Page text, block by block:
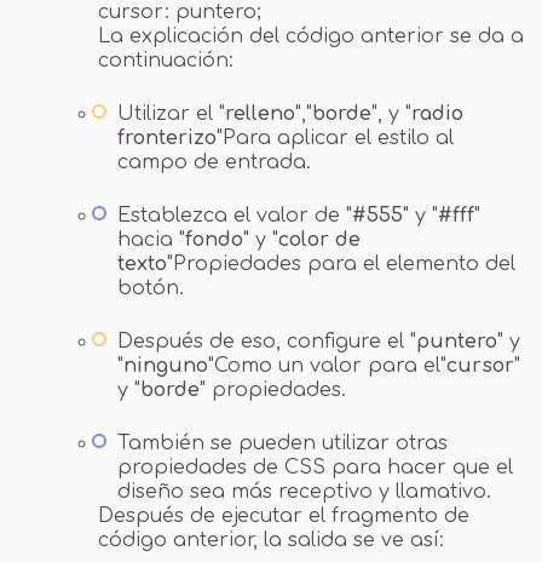
cursor: puntero;
La explicación del código anterior se da a
continuación:
Utilizar el "relleno","borde", y "radio
fronterizo"Para aplicar el estilo al
campo de entrada.
Establezca el valor de "#555" y "#fff"
hacia "fondo" y "color de
texto"Propiedades para el elemento del
botón.
Después de eso, configure el "puntero" y
"ninguno"Como un valor para el"cursor"
y "borde" propiedades.
También se pueden utilizar otras
propiedades de CSS para hacer que el
diseño sea más receptivo y llamativo.
Después de ejecutar el fragmento de
código anterior, la salida se ve así: